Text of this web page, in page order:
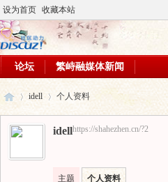
设为首页 收藏本站
论坛 繁峙融媒体新闻
砂 ›
idell
›
个人资料
idellhttps://shahezhen.cn/?2
主题 个人资料